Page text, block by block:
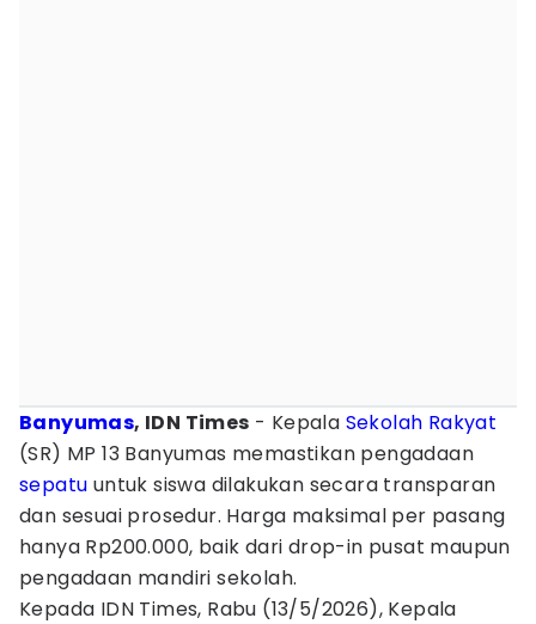
Banyumas, IDN Times - Kepala Sekolah Rakyat
(SR) MP 13 Banyumas memastikan pengadaan
sepatu untuk siswa dilakukan secara transparan
dan sesuai prosedur. Harga maksimal per pasang
hanya Rp200.000, baik dari drop-in pusat maupun
pengadaan mandiri sekolah.
Kepada IDN Times, Rabu (13/5/2026), Kepala